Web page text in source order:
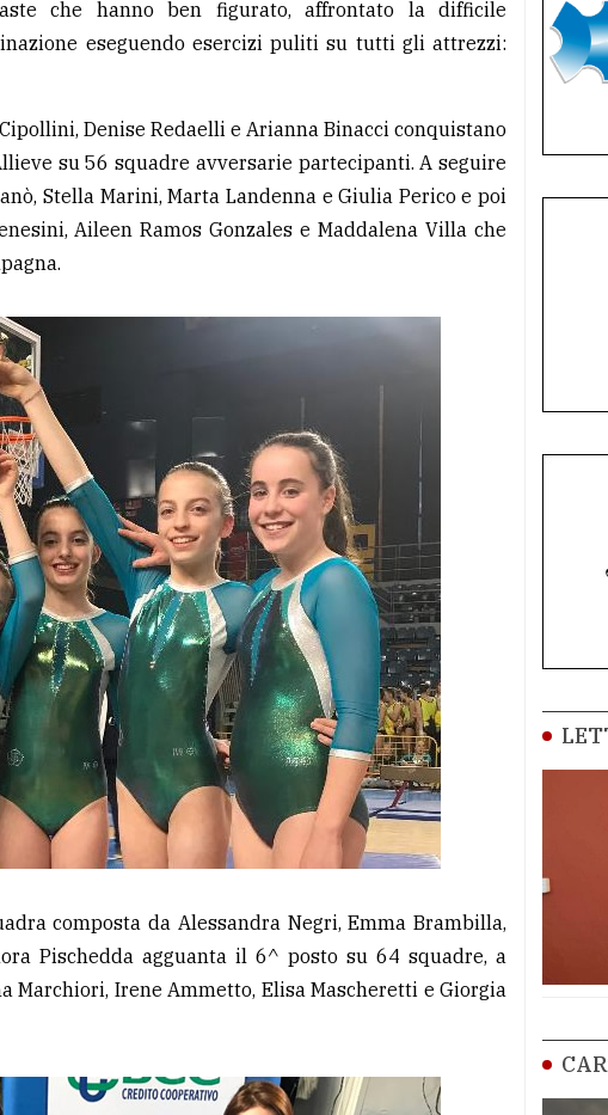
che hanno ben figurato, affrontato la difficile
eseguendo esercizi puliti su tutti gli attrezzi:
Denise Redaelli e Arianna Binacci conquistano
su 56 squadre avversarie partecipanti. A seguire
Stella Marini, Marta Landenna e Giulia Perico e poi
Aileen Ramos Gonzales e Maddalena Villa che
composta da Alessandra Negri, Emma Brambilla,
Pischedda agguanta il 6^ posto su 64 squadre, a
Marchiori, Irene Ammetto, Elisa Mascheretti e Giorgia